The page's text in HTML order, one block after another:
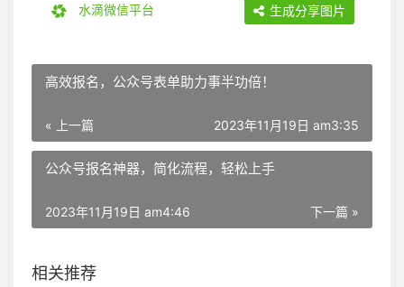
水滴微信平台 生成分享图片
高效报名，公众号表单助力事半功倍！
« 上一篇 2023年11月19日 am3:35
公众号报名神器，简化流程，轻松上手
下一篇 »
2023年11月19日 am4:46
相关推荐